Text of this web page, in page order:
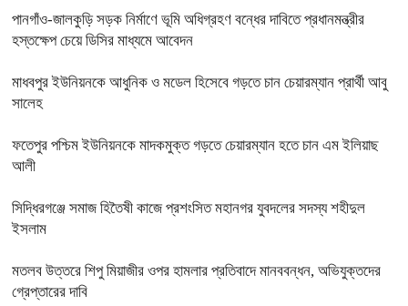
পানগাঁও-জালকুড়ি সড়ক নির্মাণে ভূমি অধিগ্রহণ বন্ধের দাবিতে প্রধানমন্ত্রীর
হস্তক্ষেপ চেয়ে ডিসির মাধ্যমে আবেদন
মাধবপুর ইউনিয়নকে আধুনিক ও মডেল হিসেবে গড়তে চান চেয়ারম্যান প্রার্থী আবু
সালেহ
ফতেপুর পশ্চিম ইউনিয়নকে মাদকমুক্ত গড়তে চেয়ারম্যান হতে চান এম ইলিয়াছ
আলী
সিদ্ধিরগঞ্জে‌ সমাজ হিতৈষী কাজে প্রশংসিত মহানগর যুবদলের সদস্য শহীদুল
ইসলাম
মতলব উত্তরে শিপু মিয়াজীর ওপর হামলার প্রতিবাদে মানববন্ধন, অভিযুক্তদের
গ্রেপ্তারের দাবি